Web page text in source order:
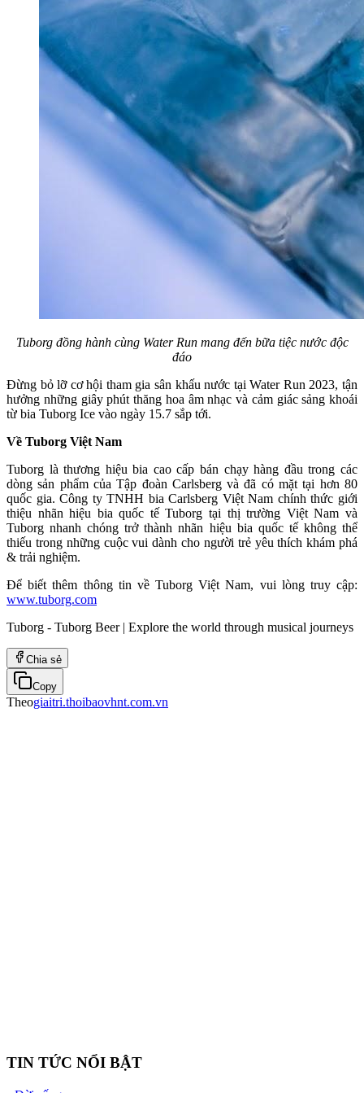
Tuborg đồng hành cùng Water Run mang đến bữa tiệc nước độc
đáo
Đừng bỏ lỡ cơ hội tham gia sân khấu nước tại Water Run 2023, tận
hưởng những giây phút thăng hoa âm nhạc và cảm giác sảng khoái
từ bia Tuborg Ice vào ngày 15.7 sắp tới.
Về Tuborg Việt Nam
Tuborg là thương hiệu bia cao cấp bán chạy hàng đầu trong các
dòng sản phẩm của Tập đoàn Carlsberg và đã có mặt tại hơn 80
quốc gia. Công ty TNHH bia Carlsberg Việt Nam chính thức giới
thiệu nhãn hiệu bia quốc tế Tuborg tại thị trường Việt Nam và
Tuborg nhanh chóng trở thành nhãn hiệu bia quốc tế không thể
thiếu trong những cuộc vui dành cho người trẻ yêu thích khám phá
& trải nghiệm.
Để biết thêm thông tin về Tuborg Việt Nam, vui lòng truy cập:
www.tuborg.com
Tuborg - Tuborg Beer | Explore the world through musical journeys
Chia sẻ
Copy
Theogiaitri.thoibaovhnt.com.vn
TIN TỨC NỔI BẬT